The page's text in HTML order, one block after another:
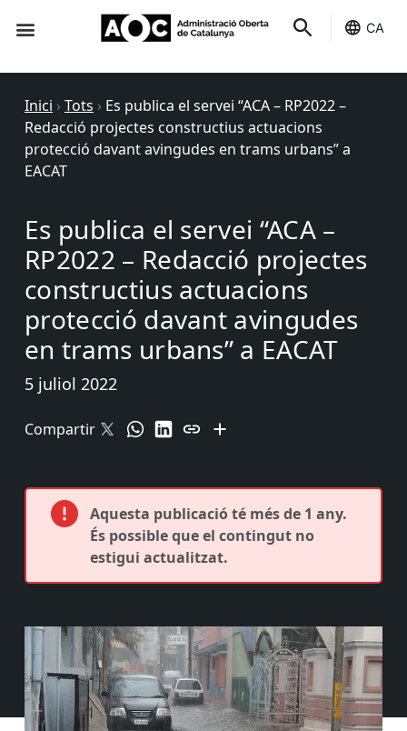
CA
Inici › Tots › Es publica el servei “ACA – RP2022 –
Redacció projectes constructius actuacions
protecció davant avingudes en trams urbans” a
EACAT
Es publica el servei “ACA –
RP2022 – Redacció projectes
constructius actuacions
protecció davant avingudes
en trams urbans” a EACAT
5 juliol 2022
Compartir
Aquesta publicació té més de 1 any.
És possible que el contingut no
estigui actualitzat.